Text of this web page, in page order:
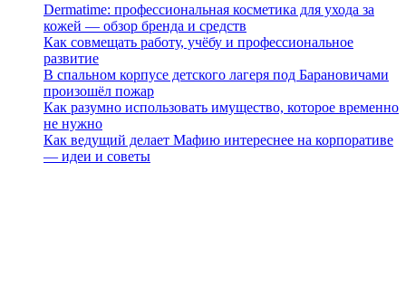
Dermatime: профессиональная косметика для ухода за
кожей — обзор бренда и средств
Как совмещать работу, учёбу и профессиональное
развитие
В спальном корпусе детского лагеря под Барановичами
произошёл пожар
Как разумно использовать имущество, которое временно
не нужно
Как ведущий делает Мафию интереснее на корпоративе
— идеи и советы